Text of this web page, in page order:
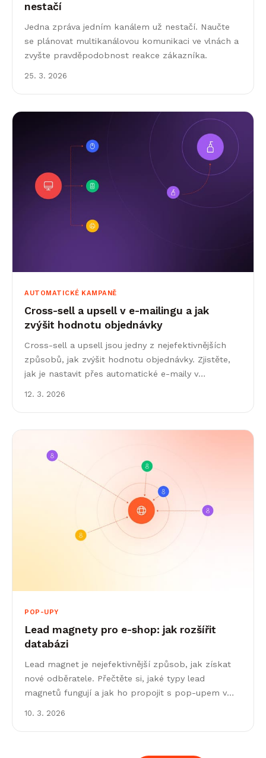
nestačí
Jedna zpráva jedním kanálem už nestačí. Naučte
se plánovat multikanálovou komunikaci ve vlnách a
zvyšte pravděpodobnost reakce zákazníka.
25. 3. 2026
AUTOMATICKÉ KAMPANĚ
Cross-sell a upsell v e-mailingu a jak
zvýšit hodnotu objednávky
Cross-sell a upsell jsou jedny z nejefektivnějších
způsobů, jak zvýšit hodnotu objednávky. Zjistěte,
jak je nastavit přes automatické e-maily v
12. 3. 2026
POP-UPY
Lead magnety pro e-shop: jak rozšířit
databázi
Lead magnet je nejefektivnější způsob, jak získat
nové odběratele. Přečtěte si, jaké typy lead
magnetů fungují a jak ho propojit s pop-upem v
10. 3. 2026